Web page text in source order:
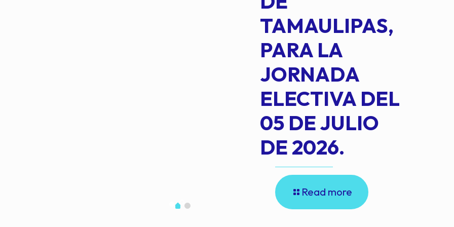
TAMAULIPAS,
PARA LA
JORNADA
ELECTIVA DEL
05 DE JULIO
DE 2026.
Read more